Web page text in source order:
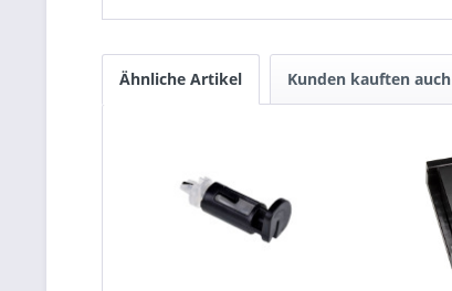
Ähnliche Artikel Kunden kauften auch